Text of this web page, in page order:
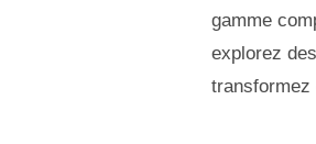
gamme
explorez
transformez